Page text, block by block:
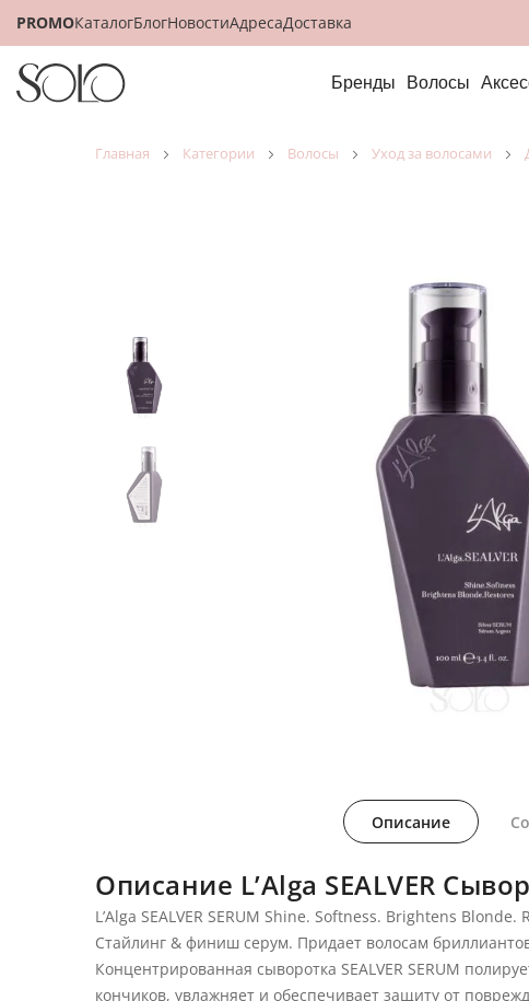
PROMOКаталогБлогНовостиАдресаДоставка
Бренды Волосы
главная категории волосы уход за волосами
Описание
Описание L’Alga SEALVER
L’Alga SEALVER SERUM Shine. Softness. Brightens Blonde.
Стайлинг & финиш серум. Придает волосам
Концентрированная сыворотка SEALVER SERUM
кончиков, увлажняет и обеспечивает защиту от